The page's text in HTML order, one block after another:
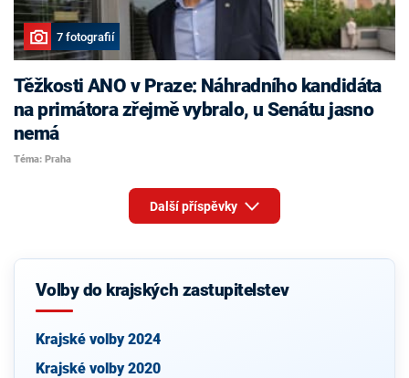
7 fotografií
Těžkosti ANO v Praze: Náhradního kandidáta
na primátora zřejmě vybralo, u Senátu jasno
nemá
Téma: Praha
Další příspěvky
Volby do krajských zastupitelstev
Krajské volby 2024
Krajské volby 2020